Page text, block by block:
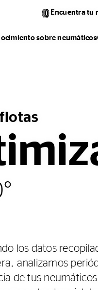
Encuentra tu
sobre neumáticos
los datos
analizamos
de tus